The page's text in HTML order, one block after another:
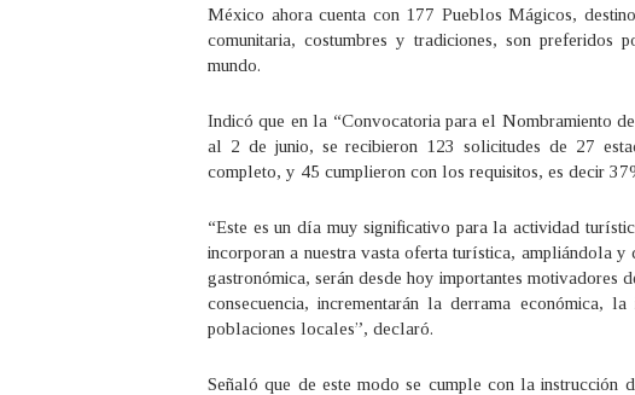
México ahora cuenta con 177 Pueblos Mágicos,
comunitaria, costumbres y tradiciones, son preferidos
mundo.
Indicó que en la “Convocatoria para el Nombramiento
al 2 de junio, se recibieron 123 solicitudes de 27
completo, y 45 cumplieron con los requisitos, es decir
“Este es un día muy significativo para la actividad
incorporan a nuestra vasta oferta turística, ampliándola
gastronómica, serán desde hoy importantes motivadores
consecuencia, incrementarán la derrama económica,
poblaciones locales”, declaró.
Señaló que de este modo se cumple con la instrucción